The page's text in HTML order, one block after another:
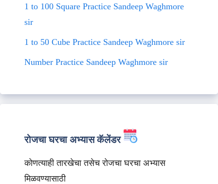
1 to 100 Square Practice Sandeep Waghmore
sir
1 to 50 Cube Practice Sandeep Waghmore sir
Number Practice Sandeep Waghmore sir
रोजचा घरचा अभ्यास कॅलेंडर
कोणत्याही तारखेचा तसेच रोजचा घरचा अभ्यास
मिळवण्यासाठी